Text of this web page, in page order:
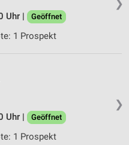
❯
Uhr |
Geöffnet
1 Prospekt
❯
Uhr |
Geöffnet
1 Prospekt